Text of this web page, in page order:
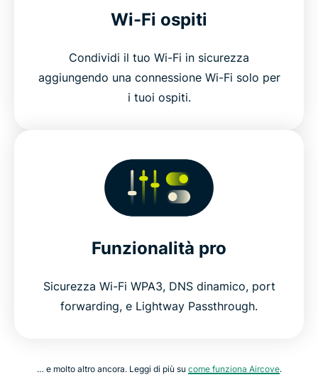
Wi-Fi ospiti
Condividi il tuo Wi-Fi in sicurezza
aggiungendo una connessione Wi-Fi solo per
i tuoi ospiti.
Funzionalità pro
Sicurezza Wi-Fi WPA3, DNS dinamico, port
forwarding, e Lightway Passthrough.
… e molto altro ancora. Leggi di più su come funziona Aircove.